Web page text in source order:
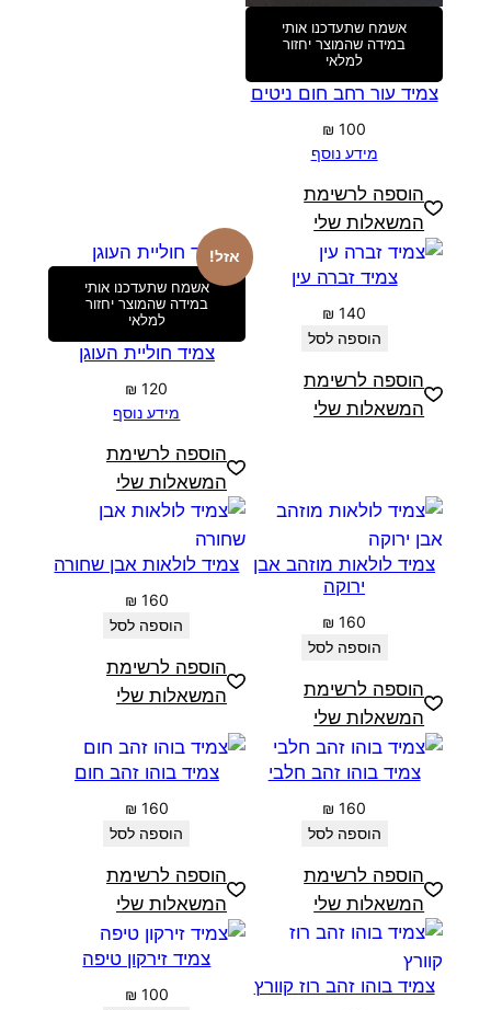
אשמח שתעדכנו אותי
במידה שהמוצר יחזור
למלאי
צמיד עור רחב חום ניטים
₪ 100
מידע נוסף
הוספה לרשימת
המשאלות שלי
צמיד זברה עין
₪ 140
הוספה לסל
הוספה לרשימת
המשאלות שלי
אזל!
אשמח שתעדכנו אותי
במידה שהמוצר יחזור
למלאי
צמיד חוליית העוגן
₪ 120
מידע נוסף
הוספה לרשימת
המשאלות שלי
צמיד לולאות מוזהב אבן
ירוקה
₪ 160
הוספה לסל
הוספה לרשימת
המשאלות שלי
צמיד לולאות אבן שחורה
₪ 160
הוספה לסל
הוספה לרשימת
המשאלות שלי
צמיד בוהו זהב חלבי
₪ 160
הוספה לסל
הוספה לרשימת
המשאלות שלי
צמיד בוהו זהב חום
₪ 160
הוספה לסל
הוספה לרשימת
המשאלות שלי
צמיד בוהו זהב רוז קוורץ
צמיד זירקון טיפה
₪ 100